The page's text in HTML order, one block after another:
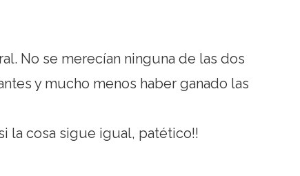
No se merecían ninguna de las dos
y mucho menos haber ganado las
la cosa sigue igual, patético!!